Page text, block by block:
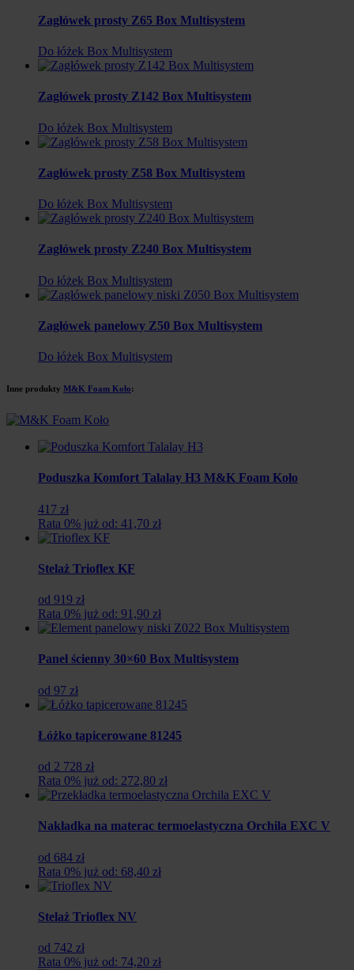
Zagłówek prosty Z65 Box Multisystem
Do łóżek Box Multisystem
Zagłówek prosty Z142 Box Multisystem
Do łóżek Box Multisystem
Zagłówek prosty Z58 Box Multisystem
Do łóżek Box Multisystem
Zagłówek prosty Z240 Box Multisystem
Do łóżek Box Multisystem
Zagłówek panelowy Z50 Box Multisystem
Do łóżek Box Multisystem
Inne produkty M&K Foam Koło:
Poduszka Komfort Talalay H3 M&K Foam Koło
417 zł
Rata 0% już od: 41,70 zł
Stelaż Trioflex KF
od 919 zł
Rata 0% już od: 91,90 zł
Panel ścienny 30×60 Box Multisystem
od 97 zł
Łóżko tapicerowane 81245
od 2 728 zł
Rata 0% już od: 272,80 zł
Nakładka na materac termoelastyczna Orchila EXC V
od 684 zł
Rata 0% już od: 68,40 zł
Stelaż Trioflex NV
od 742 zł
Rata 0% już od: 74,20 zł